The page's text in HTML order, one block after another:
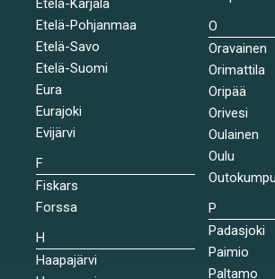
Etelä-Karjala
Etelä-Pohjanmaa
Etelä-Savo
Etelä-Suomi
Eura
Eurajoki
Evijärvi
F
Fiskars
Forssa
H
Haapajärvi
O
Oravainen
Orimattila
Oripää
Orivesi
Oulainen
Oulu
Outokumpu
P
Padasjoki
Paimio
Paltamo